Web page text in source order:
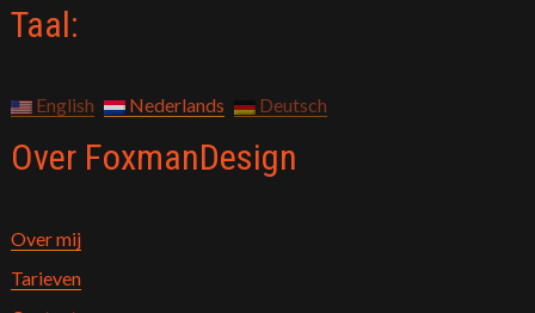
Taal:
English Nederlands Deutsch
Over FoxmanDesign
Over mij
Tarieven